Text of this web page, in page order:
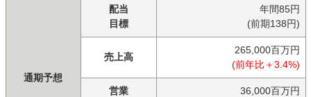
通期予想
配当
目標
年間85円
(前期138円)
売上高
265,000百万円
(前年比＋3.4%)
営業
36,000百万円